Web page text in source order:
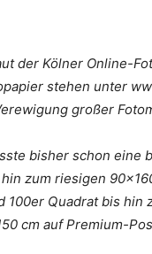
der Kölner Online-
stehen unter
großer
bisher schon eine
zum riesigen
100er Quadrat bis hin
cm auf Premium-